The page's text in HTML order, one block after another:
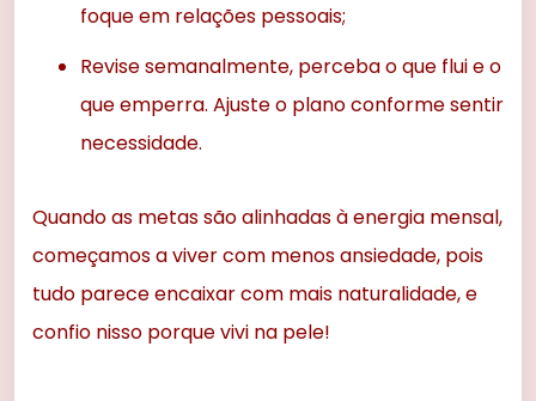
foque em relações pessoais;
Revise semanalmente, perceba o que flui e o
que emperra. Ajuste o plano conforme sentir
necessidade.
Quando as metas são alinhadas à energia mensal,
começamos a viver com menos ansiedade, pois
tudo parece encaixar com mais naturalidade, e
confio nisso porque vivi na pele!